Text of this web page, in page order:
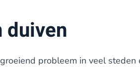
duiven
probleem in veel steden